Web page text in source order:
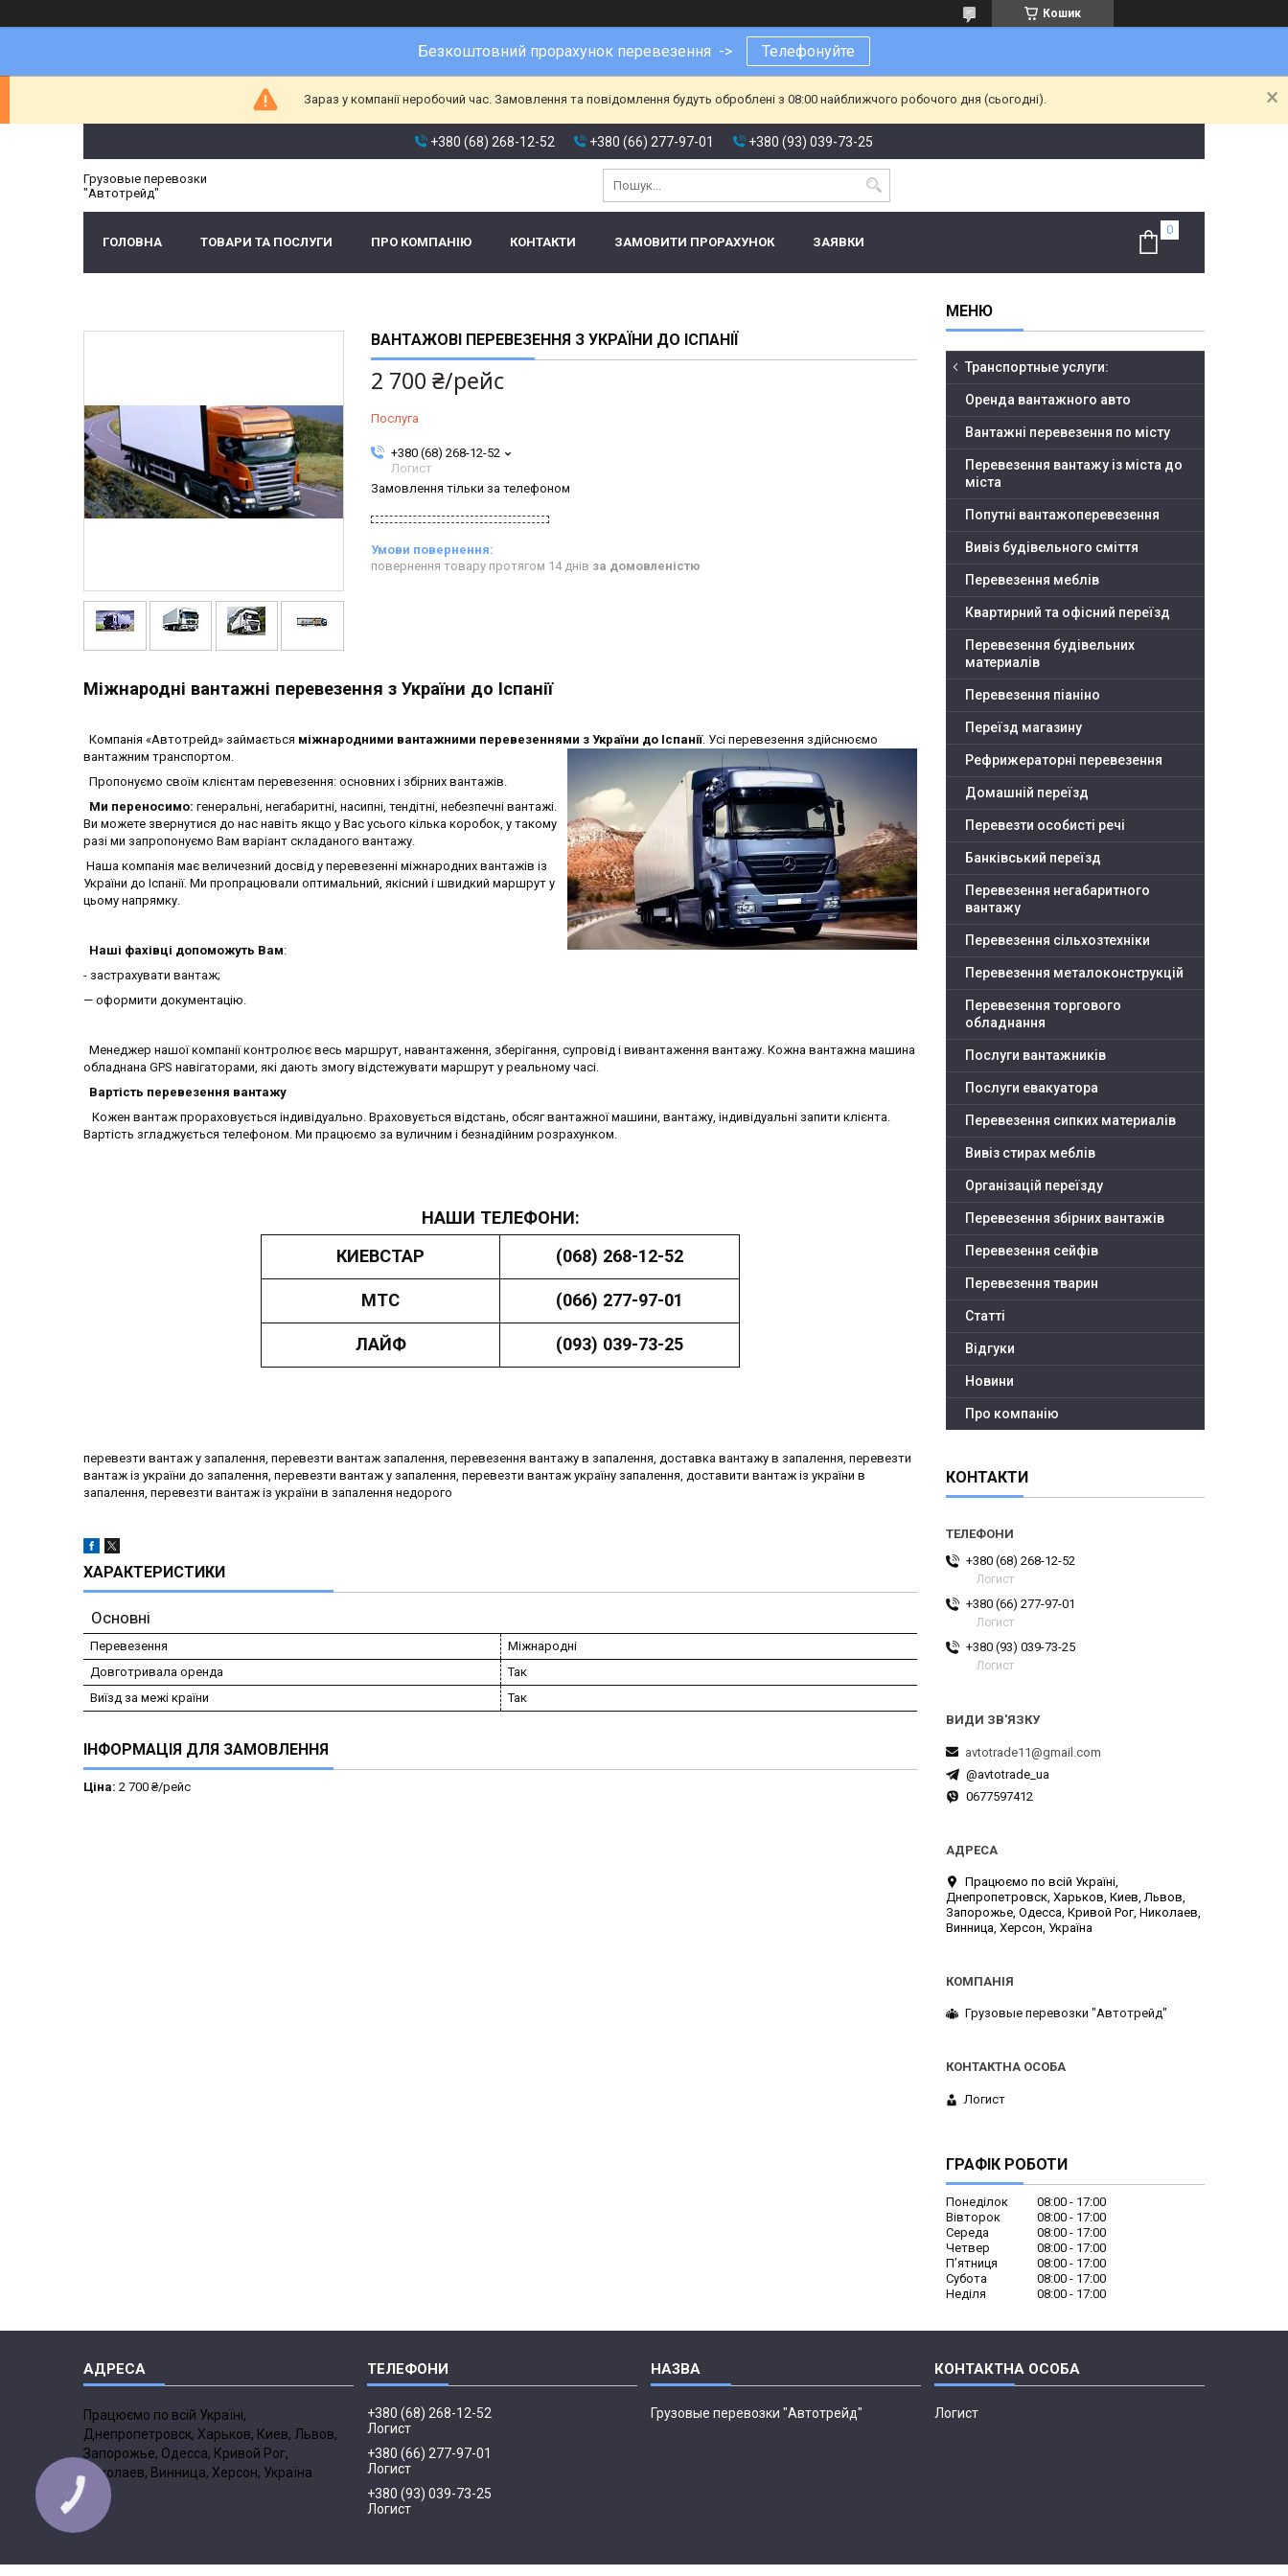
Кошик
Безкоштовний прорахунок перевезення -> Телефонуйте
Зараз у компанії неробочий час. Замовлення та повідомлення будуть оброблені з 08:00 найближчого робочого дня (сьогодні).
+380 (68) 268-12-52 +380 (66) 277-97-01 +380 (93) 039-73-25
Грузовые перевозки
"Автотрейд"
ГОЛОВНА ТОВАРИ ТА ПОСЛУГИ ПРО КОМПАНІЮ КОНТАКТИ ЗАМОВИТИ ПРОРАХУНОК ЗАЯВКИ
ВАНТАЖОВІ ПЕРЕВЕЗЕННЯ З УКРАЇНИ ДО ІСПАНІЇ
2 700 ₴/рейс
Послуга
+380 (68) 268-12-52
Логист
Замовлення тільки за телефоном
повернення товару протягом 14 днів за домовленістю
Міжнародні вантажні перевезення з України до Іспанії
Компанія «Автотрейд» займається міжнародними вантажними перевезеннями з України до Іспанії. Усі перевезення здійснюємо
вантажним транспортом.
Пропонуємо своїм клієнтам перевезення: основних і збірних вантажів.
Ми переносимо: генеральні, негабаритні, насипні, тендітні, небезпечні вантажі.
Ви можете звернутися до нас навіть якщо у Вас усього кілька коробок, у такому
разі ми запропонуємо Вам варіант складаного вантажу.
Наша компанія має величезний досвід у перевезенні міжнародних вантажів із
України до Іспанії. Ми пропрацювали оптимальний, якісний і швидкий маршрут у
цьому напрямку.
Наші фахівці допоможуть Вам:
- застрахувати вантаж;
— оформити документацію.
Менеджер нашої компанії контролює весь маршрут, навантаження, зберігання, супровід і вивантаження вантажу. Кожна вантажна машина
обладнана GPS навігаторами, які дають змогу відстежувати маршрут у реальному часі.
Вартість перевезення вантажу
Кожен вантаж прораховується індивідуально. Враховується відстань, обсяг вантажної машини, вантажу, індивідуальні запити клієнта.
Вартість згладжується телефоном. Ми працюємо за вуличним і безнадійним розрахунком.
НАШИ ТЕЛЕФОНИ:
КИЕВСТАР
(068) 268-12-52
МТС (066) 277-97-01
ЛАЙФ (093) 039-73-25
перевезти вантаж у запалення, перевезти вантаж запалення, перевезення вантажу в запалення, доставка вантажу в запалення, перевезти
вантаж із україни до запалення, перевезти вантаж у запалення, перевезти вантаж україну запалення, доставити вантаж із україни в
запалення, перевезти вантаж із україни в запалення недорого
ХАРАКТЕРИСТИКИ
Основні
Перевезення
Міжнародні
Довготривала оренда
Так
Виїзд за межі країни
Так
ІНФОРМАЦІЯ ДЛЯ ЗАМОВЛЕННЯ
Ціна: 2 700 ₴/рейс
Транспортные услуги:
Оренда вантажного авто
Вантажні перевезення по місту
Перевезення вантажу із міста до
міста
Попутні вантажоперевезення
Вивіз будівельного сміття
Перевезення меблів
Квартирний та офісний переїзд
Перевезення будівельних
материалів
Перевезення піаніно
Переїзд магазину
Рефрижераторні перевезення
Домашній переїзд
Перевезти особисті речі
Банківський переїзд
Перевезення негабаритного
вантажу
Перевезення сільхозтехніки
Перевезення металоконструкцій
Перевезення торгового
обладнання
Послуги вантажників
Послуги евакуатора
Перевезення сипких материалів
Вивіз стирах меблів
Організацій переїзду
Перевезення збірних вантажів
Перевезення сейфів
Перевезення тварин
Статті
Відгуки
Новини
Про компанію
КОНТАКТИ
+380 (68) 268-12-52
Логист
+380 (66) 277-97-01
Логист
+380 (93) 039-73-25
Логист
avtotrade11@gmail.com
@avtotrade_ua
0677597412
Працюємо по всій Україні,
Днепропетровск, Харьков, Киев, Львов,
Запорожье, Одесса, Кривой Рог, Николаев,
Винница, Херсон, Україна
Грузовые перевозки "Автотрейд"
Логист
ГРАФІК РОБОТИ
Понеділок 08:00
17:00
Вівторок
08:00
17:00
Середа
08:00
17:00
Четвер
08:00
17:00
Пʼятниця
08:00
17:00
Субота
08:00
17:00
Неділя
08:00 17:00
Працюємо по всій Україні,
Днепропетровск, Харьков, Киев, Львов,
Запорожье, Одесса, Кривой Рог,
Николаев, Винница, Херсон, Україна
+380 (68) 268-12-52
Логист
+380 (66) 277-97-01
Логист
+380 (93) 039-73-25
Логист
Грузовые перевозки "Автотрейд" Логист